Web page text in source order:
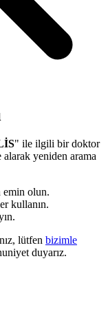
" ile ilgili bir doktor
yeniden arama
emin olun.
kullanın.
lütfen bizimle
duyarız.